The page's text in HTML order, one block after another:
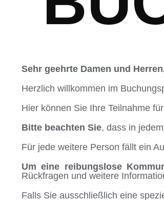
Sehr geehrte Damen und
Herzlich willkommen im
Hier können Sie Ihre Teilnahme
Bitte beachten Sie, dass in
Für jede weitere Person fällt ein
Um eine reibungslose
Rückfragen und weitere
Falls Sie ausschließlich eine